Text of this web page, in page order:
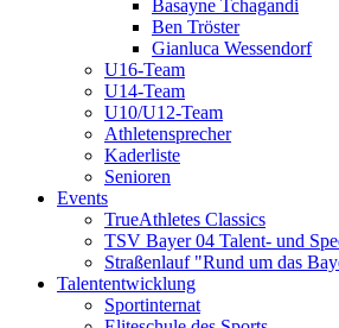
Basayne Tchagandi
Ben Tröster
Gianluca Wessendorf
U16-Team
U14-Team
U10/U12-Team
Athletensprecher
Kaderliste
Senioren
Events
TrueAthletes Classics
TSV Bayer 04 Talent- und
Straßenlauf "Rund um das
Talententwicklung
Sportinternat